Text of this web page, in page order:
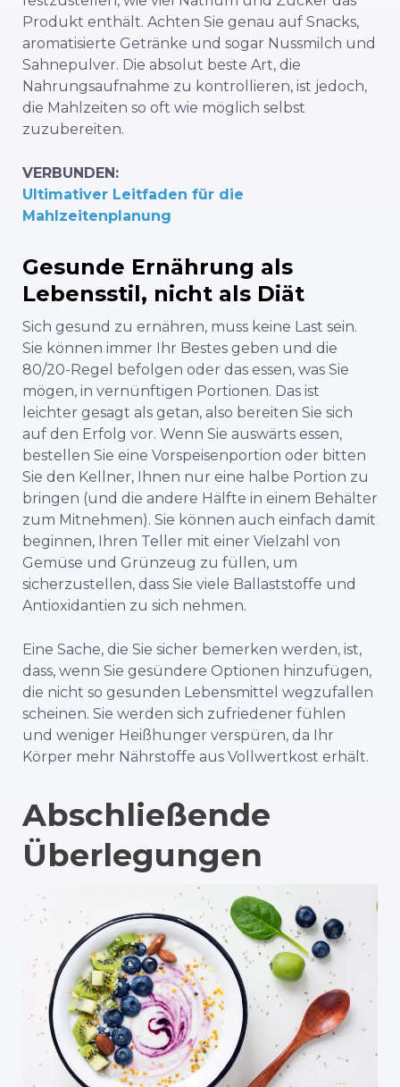
Produkt enthält. Achten Sie genau auf Snacks,
aromatisierte Getränke und sogar Nussmilch und
Sahnepulver. Die absolut beste Art, die
Nahrungsaufnahme zu kontrollieren, ist jedoch,
die Mahlzeiten so oft wie möglich selbst
zuzubereiten.
VERBUNDEN:
Ultimativer Leitfaden für die
Mahlzeitenplanung
Gesunde Ernährung als
Lebensstil, nicht als Diät
Sich gesund zu ernähren, muss keine Last sein.
Sie können immer Ihr Bestes geben und die
80/20-Regel befolgen oder das essen, was Sie
mögen, in vernünftigen Portionen. Das ist
leichter gesagt als getan, also bereiten Sie sich
auf den Erfolg vor. Wenn Sie auswärts essen,
bestellen Sie eine Vorspeisenportion oder bitten
Sie den Kellner, Ihnen nur eine halbe Portion zu
bringen (und die andere Hälfte in einem Behälter
zum Mitnehmen). Sie können auch einfach damit
beginnen, Ihren Teller mit einer Vielzahl von
Gemüse und Grünzeug zu füllen, um
sicherzustellen, dass Sie viele Ballaststoffe und
Antioxidantien zu sich nehmen.
Eine Sache, die Sie sicher bemerken werden, ist,
dass, wenn Sie gesündere Optionen hinzufügen,
die nicht so gesunden Lebensmittel wegzufallen
scheinen. Sie werden sich zufriedener fühlen
und weniger Heißhunger verspüren, da Ihr
Körper mehr Nährstoffe aus Vollwertkost erhält.
Abschließende
Überlegungen